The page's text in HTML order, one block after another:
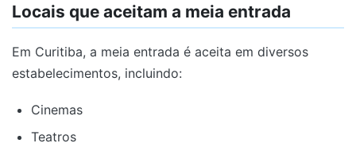
Locais que aceitam a meia entrada
Em Curitiba, a meia entrada é aceita em diversos
estabelecimentos, incluindo:
Cinemas
Teatros